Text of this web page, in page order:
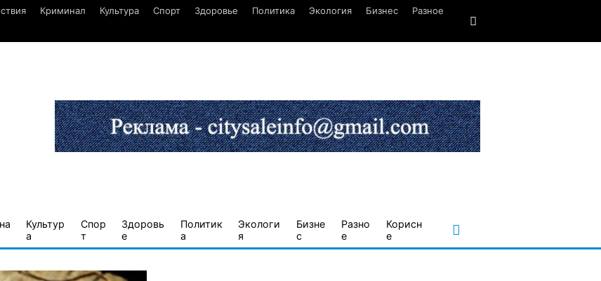
Криминал Культура Спорт Здоровье Политика Экология Бизнес
Разное
Культур
а
Спор
т
Здоровь
е
Политик
а
Экологи
я
Бизне
с
Разно
е
Корисн
е